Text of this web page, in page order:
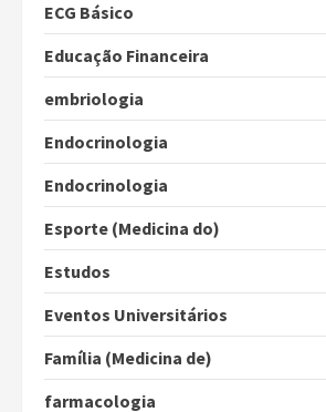
ECG Básico
Educação Financeira
embriologia
Endocrinologia
Endocrinologia
Esporte (Medicina do)
Estudos
Eventos Universitários
Família (Medicina de)
farmacologia